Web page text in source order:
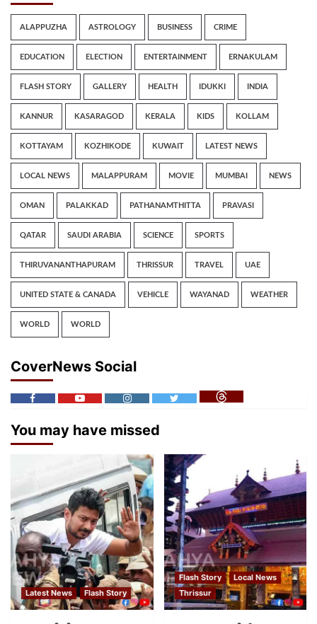
ALAPPUZHA ASTROLOGY BUSINESS CRIME
EDUCATION ELECTION ENTERTAINMENT ERNAKULAM
FLASH STORY GALLERY HEALTH IDUKKI INDIA
KANNUR KASARAGOD KERALA KIDS KOLLAM
KOTTAYAM KOZHIKODE KUWAIT LATEST NEWS
LOCAL NEWS MALAPPURAM MOVIE MUMBAI NEWS
OMAN PALAKKAD PATHANAMTHITTA PRAVASI
QATAR SAUDI ARABIA SCIENCE SPORTS
THIRUVANANTHAPURAM THRISSUR TRAVEL UAE
UNITED STATE & CANADA VEHICLE WAYANAD WEATHER
WORLD WORLD
CoverNews Social
You may have missed
Latest News Flash Story
Flash Story
Local News
Thrissur